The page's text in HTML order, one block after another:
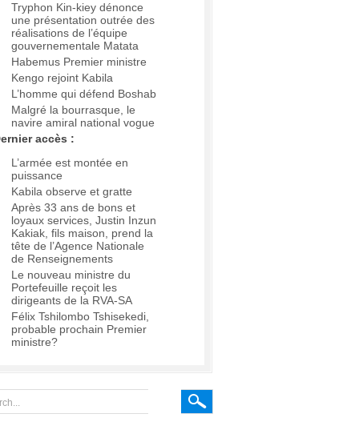
Tryphon Kin-kiey dénonce
une présentation outrée des
réalisations de l’équipe
gouvernementale Matata
Habemus Premier ministre
Kengo rejoint Kabila
L’homme qui défend Boshab
Malgré la bourrasque, le
navire amiral national vogue
accès :
L’armée est montée en
puissance
Kabila observe et gratte
Après 33 ans de bons et
loyaux services, Justin Inzun
Kakiak, fils maison, prend la
tête de l’Agence Nationale
de Renseignements
Le nouveau ministre du
Portefeuille reçoit les
dirigeants de la RVA-SA
Félix Tshilombo Tshisekedi,
probable prochain Premier
ministre?